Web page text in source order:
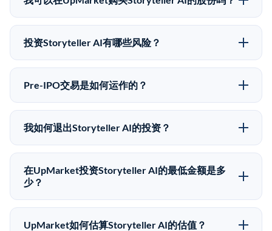
格有所不同。
可以。合格投资者可以通过填写本页表单或在
upmarket.co创建账户来表达对Storyteller AI股份的投资
为50,000美元。UpMarket是FINRA注册的经纪交易
商，自2019年以来已经纪超过5亿美元的另类投资。
投资Storyteller AI有哪些风险？
Pre-IPO投资存在重大风险。Storyteller AI的股份流动性
低，意味着没有公开市场可以快速出售。不存在确定的
应做好可能全部损失的准备。私有公司的估值在融资轮
次之间可能大幅波动。投资者应在投资前咨询其财务顾
Pre-IPO交易是如何运作的？
在Pre-IPO交易中，合格投资者通过二级市场平台从现有
股东（如员工、早期投资者或其他持有人）处购买股
为FINRA注册的经纪交易商促成这些交易，代表双方处
理合规、文件和结算事宜。
我如何退出Storyteller AI的投资？
Pre-IPO持股主要有两种退出途径：在二级市场将股份出
售给其他买家，或持有直到公司完成IPO或被收购。两
种途径都受限于转让限制、公司批准（优先购买权）和
做好多年持有的准备。
在UpMarket投资Storyteller AI的最低金额是多
少？
UpMarket上大多数Pre-IPO产品的最低投资金额为
50,000美元。具体金额可能因产品和股份供应情况而有
UpMarket如何估算Storyteller AI的估值？